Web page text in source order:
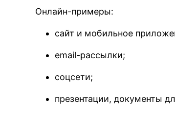
Онлайн-примеры:
сайт и мобильное
email-рассылки;
соцсети;
презентации, документы